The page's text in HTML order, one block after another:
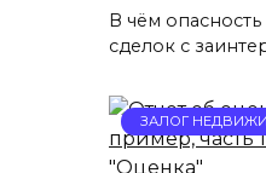
В чём
сделок с
ЗАЛОГ